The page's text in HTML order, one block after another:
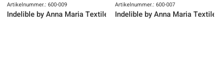
Artikelnummer.: 600-009
Indelible by Anna Maria Textiles
Artikelnummer.: 600-007
Indelible by Anna Maria Textiles